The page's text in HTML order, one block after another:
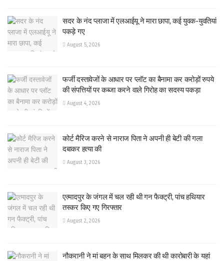
सदर के नंद प्लाजा में एलआईयू ने मारा छापा, कई युवक-युवतियां
पकड़े गए
August 5, 2026
फर्जी दस्तावेजों के आधार पर प्लॉट का बैनामा कर करोड़ों रुपये
की संपत्तियों पर कब्जा करने वाले गिरोह का सदस्य पकड़ा
August 4, 2026
कोर्ट मैरिज करने से नाराज पिता ने अपनी ही बेटी की गला
दबाकर हत्या की
August 3, 2026
एत्मादपुर के जंगल में चल रही थी गन फैक्ट्री, पांच हथियार
तस्कर किए गए गिरफ्तार
August 2, 2026
नौकरानी ने मां बहन के साथ मिलकर की थी कारोबारी के यहां